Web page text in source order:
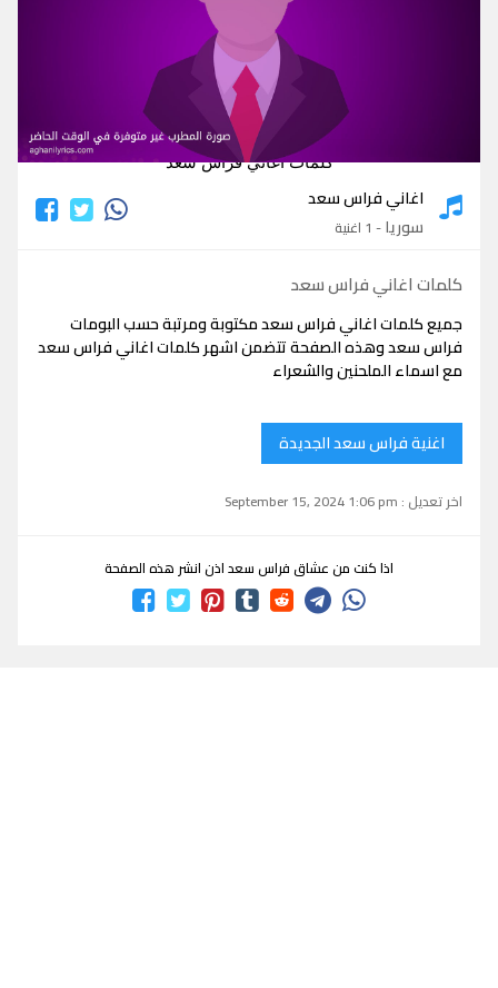
كلمات اغاني فراس سعد
اغاني فراس سعد
سوريا- 1 اغنية
كلمات اغاني فراس سعد
جميع كلمات اغاني فراس سعد مكتوبة ومرتبة حسب البومات
فراس سعد وهذه الصفحة تتضمن اشهر كلمات اغاني فراس سعد
مع اسماء الملحنين والشعراء
اغنية فراس سعد الجديدة
اخر تعديل : September 15, 2024 1:06 pm
اذا كنت من عشاق فراس سعد اذن انشر هذه الصفحة